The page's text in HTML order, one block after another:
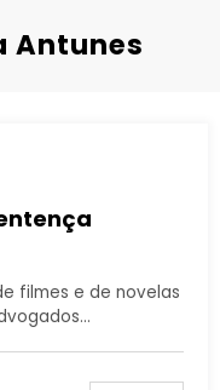
Antunes
filmes e de novelas